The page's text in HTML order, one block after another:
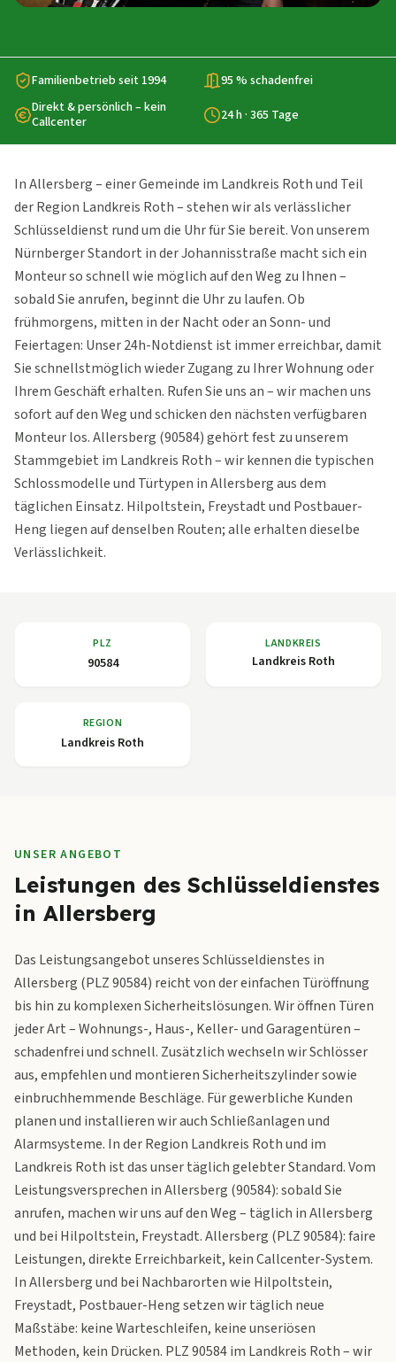
Familienbetrieb seit 1994
95 % schadenfrei
Direkt & persönlich – kein
Callcenter
24 h · 365 Tage
In Allersberg – einer Gemeinde im Landkreis Roth und Teil
der Region Landkreis Roth – stehen wir als verlässlicher
Schlüsseldienst rund um die Uhr für Sie bereit. Von unserem
Nürnberger Standort in der Johannisstraße macht sich ein
Monteur so schnell wie möglich auf den Weg zu Ihnen –
sobald Sie anrufen, beginnt die Uhr zu laufen. Ob
frühmorgens, mitten in der Nacht oder an Sonn- und
Feiertagen: Unser 24h-Notdienst ist immer erreichbar, damit
Sie schnellstmöglich wieder Zugang zu Ihrer Wohnung oder
Ihrem Geschäft erhalten. Rufen Sie uns an – wir machen uns
sofort auf den Weg und schicken den nächsten verfügbaren
Monteur los. Allersberg (90584) gehört fest zu unserem
Stammgebiet im Landkreis Roth – wir kennen die typischen
Schlossmodelle und Türtypen in Allersberg aus dem
täglichen Einsatz. Hilpoltstein, Freystadt und Postbauer-
Heng liegen auf denselben Routen; alle erhalten dieselbe
Verlässlichkeit.
PLZ
90584
LANDKREIS
Landkreis Roth
REGION
Landkreis Roth
UNSER ANGEBOT
Leistungen des Schlüsseldienstes
in Allersberg
Das Leistungsangebot unseres Schlüsseldienstes in
Allersberg (PLZ 90584) reicht von der einfachen Türöffnung
bis hin zu komplexen Sicherheitslösungen. Wir öffnen Türen
jeder Art – Wohnungs-, Haus-, Keller- und Garagentüren –
schadenfrei und schnell. Zusätzlich wechseln wir Schlösser
aus, empfehlen und montieren Sicherheitszylinder sowie
einbruchhemmende Beschläge. Für gewerbliche Kunden
planen und installieren wir auch Schließanlagen und
Alarmsysteme. In der Region Landkreis Roth und im
Landkreis Roth ist das unser täglich gelebter Standard. Vom
Leistungsversprechen in Allersberg (90584): sobald Sie
anrufen, machen wir uns auf den Weg – täglich in Allersberg
und bei Hilpoltstein, Freystadt. Allersberg (PLZ 90584): faire
Leistungen, direkte Erreichbarkeit, kein Callcenter-System.
In Allersberg und bei Nachbarorten wie Hilpoltstein,
Freystadt, Postbauer-Heng setzen wir täglich neue
Maßstäbe: keine Warteschleifen, keine unseriösen
Methoden, kein Drücken. PLZ 90584 im Landkreis Roth – wir